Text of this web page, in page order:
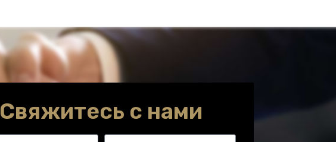
Свяжитесь с нами